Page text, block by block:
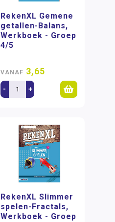
RekenXL Gemene
getallen-Balans,
Werkboek - Groep
4/5
VANAF 3,65
- +
RekenXL Slimmer
spelen-Fractals,
Werkboek - Groep